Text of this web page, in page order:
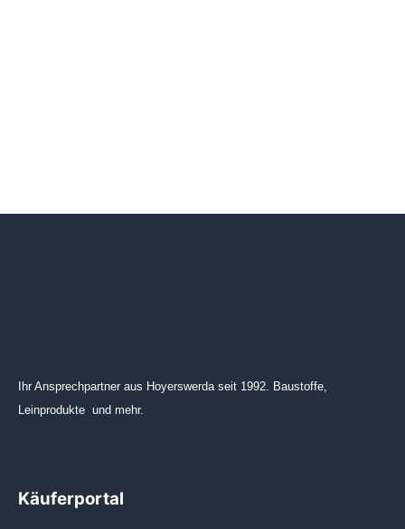
Ihr Ansprechpartner aus Hoyerswerda seit 1992. Baustoffe,
Leinprodukte und mehr.
Käuferportal